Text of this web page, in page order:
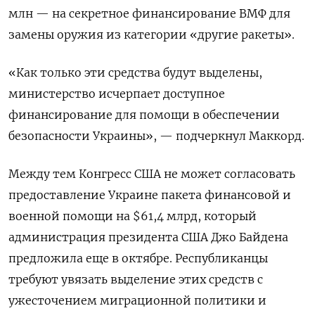
млн — на секретное финансирование ВМФ для
замены оружия из категории «другие ракеты».
«Как только эти средства будут выделены,
министерство исчерпает доступное
финансирование для помощи в обеспечении
безопасности Украины», — подчеркнул Маккорд.
Между тем Конгресс США не может согласовать
предоставление Украине пакета финансовой и
военной помощи на $61,4 млрд, который
администрация президента США Джо Байдена
предложила еще в октябре. Республиканцы
требуют увязать выделение этих средств с
ужесточением миграционной политики и